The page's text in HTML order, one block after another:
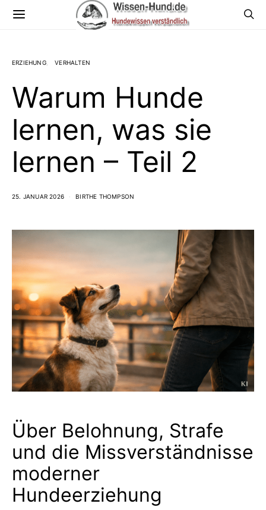
ERZIEHUNG VERHALTEN
Warum Hunde
lernen, was sie
lernen – Teil 2
25. JANUAR 2026 BIRTHE THOMPSON
Über Belohnung, Strafe
und die Missverständnisse
moderner
Hundeerziehung